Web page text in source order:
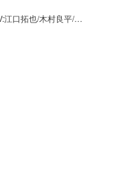
02. 1% -ワンパーセント- CV:江口拓也/木村良平/代永翼